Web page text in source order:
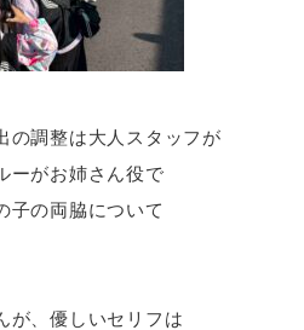
の調整は大人スタッフが
ーがお姉さん役で
子の両脇について
が、優しいセリフは